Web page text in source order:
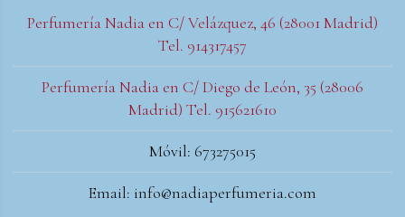
Perfumería Nadia en C/ Velázquez, 46 (28001 Madrid)
Tel. 914317457
Perfumería Nadia en C/ Diego de León, 35 (28006
Madrid) Tel. 915621610
Móvil: 673275015
Email: info@nadiaperfumeria.com